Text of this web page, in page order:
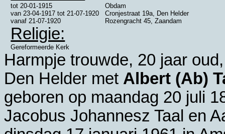
tot20-01-1915
Obdam
van23-04-1917 tot21-07-1920
Cronjestraat 19a, Den Helder
vanaf21-07-1920 Rozengracht 45, Zaandam
Religie:
Gereformeerde Kerk
Harmpje trouwde, 20 jaar
Den Helder met Albert (Ab)
geboren op maandag 20 juli
Jacobus Johannesz Taal en